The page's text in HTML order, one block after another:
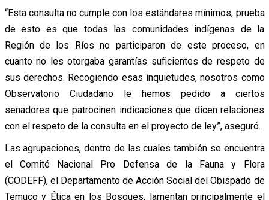
“Esta consulta no cumple con los estándares mínimos, prueba
de esto es que todas las comunidades indígenas de la
Región de los Ríos no participaron de este proceso, en
cuanto no les otorgaba garantías suficientes de respeto de
sus derechos. Recogiendo esas inquietudes, nosotros como
Observatorio Ciudadano le hemos pedido a ciertos
senadores que patrocinen indicaciones que dicen relaciones
con el respeto de la consulta en el proyecto de ley”, aseguró.
Las agrupaciones, dentro de las cuales también se encuentra
el Comité Nacional Pro Defensa de la Fauna y Flora
(CODEFF), el Departamento de Acción Social del Obispado de
Temuco y Ética en los Bosques, lamentan principalmente el